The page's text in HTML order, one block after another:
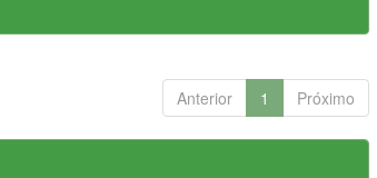
Anterior 1 Próximo